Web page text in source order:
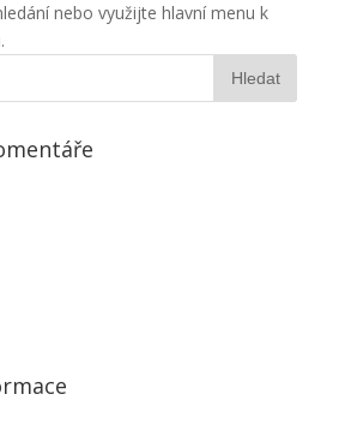
nebo využijte hlavní menu k